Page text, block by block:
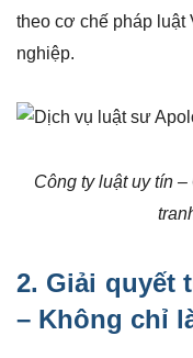
theo cơ chế pháp luật
nghiệp.
Công ty luật uy tín
2. Giải quyết
– Không chỉ